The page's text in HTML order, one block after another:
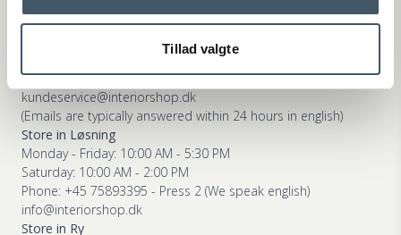
Tillad valgte
Customer Service
Webshop Customer Service
Monday - Friday: 11:00 AM - 3:00 PM
Phone: +45 75893395 - Press 1 (We speak english)
kundeservice@interiorshop.dk
(Emails are typically answered within 24 hours in english)
Store in Løsning
Monday - Friday: 10:00 AM - 5:30 PM
Saturday: 10:00 AM - 2:00 PM
Phone: +45 75893395 - Press 2 (We speak english)
info@interiorshop.dk
Store in Ry